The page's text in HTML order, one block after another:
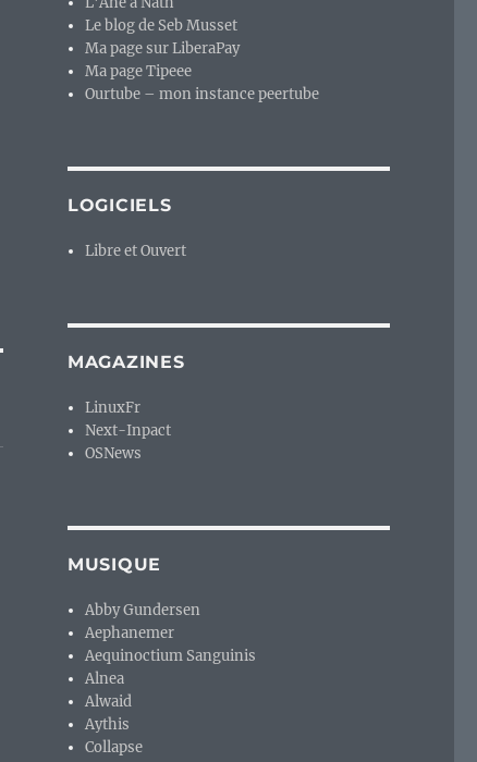
Le blog de Seb Musset
Ma page sur LiberaPay
Ma page Tipeee
Ourtube – mon instance peertube
LOGICIELS
Libre et Ouvert
MAGAZINES
LinuxFr
Next-Inpact
OSNews
MUSIQUE
Abby Gundersen
Aephanemer
Aequinoctium Sanguinis
Alnea
Alwaid
Aythis
Collapse